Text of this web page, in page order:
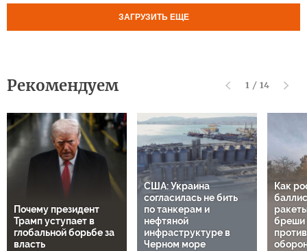
ЗАГРУЗИТЬ ЕЩЕ
Рекомендуем 1 / 14
Почему президент
Трамп уступает в
глобальной борьбе за
власть
США: Украина
согласилась не бить
по танкерам и
нефтяной
инфраструктуре в
Черном море
Как
бреши